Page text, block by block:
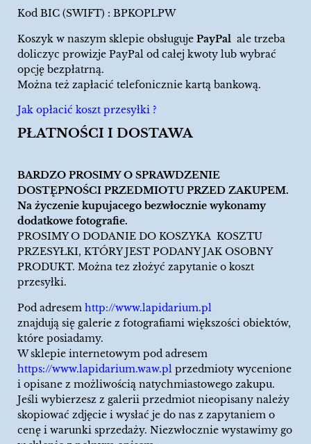
Kod BIC (SWIFT) : BPKOPLPW
Koszyk w naszym sklepie obsługuje PayPal ale trzeba
doliczyc prowizje PayPal od całej kwoty lub wybrać
opcję bezpłatrną.
Można też zapłacić telefonicznie kartą bankową.
Jak opłacić koszt przesyłki ?
PŁATNOŚCI I DOSTAWA
BARDZO PROSIMY O SPRAWDZENIE
DOSTĘPNOŚCI PRZEDMIOTU PRZED ZAKUPEM.
Na życzenie kupujacego bezwłocznie wykonamy
dodatkowe fotografie.
PROSIMY O DODANIE DO KOSZYKA KOSZTU
PRZESYŁKI, KTÓRY JEST PODANY JAK OSOBNY
PRODUKT. Można tez złożyć zapytanie o koszt
przesyłki.
Pod adresem http://www.lapidarium.pl
znajdują się galerie z fotografiami większości obiektów,
które posiadamy.
W sklepie internetowym pod adresem
https://www.lapidarium.waw.pl przedmioty wycenione
i opisane z możliwością natychmiastowego zakupu.
Jeśli wybierzesz z galerii przedmiot nieopisany należy
skopiować zdjęcie i wysłać je do nas z zapytaniem o
cenę i warunki sprzedaży. Niezwłocznie wystawimy go